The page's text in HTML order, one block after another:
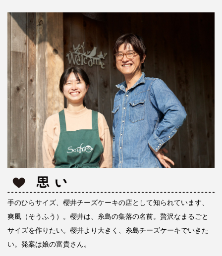
手のひらサイズ、櫻井チーズケーキの店として知られています、
爽風（そうふう）。櫻井は、糸島の集落の名前。贅沢なまるごと
サイズを作りたい。櫻井より大きく、糸島チーズケーキでいきた
い。発案は娘の富貴さん。